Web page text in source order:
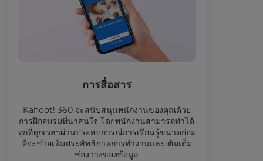
การสื่อสาร
Kahoot! 360 จะสนับสนุนพนักงานของคุณด้วย
การฝึกอบรมที่น่าสนใจ โดยพนักงานสามารถทำได้
ทุกที่ทุกเวลาผ่านประสบการณ์การเรียนรู้ขนาดย่อม
ที่จะช่วยเพิ่มประสิทธิภาพการทำงานและเติมเต็ม
ช่องว่างของข้อมูล